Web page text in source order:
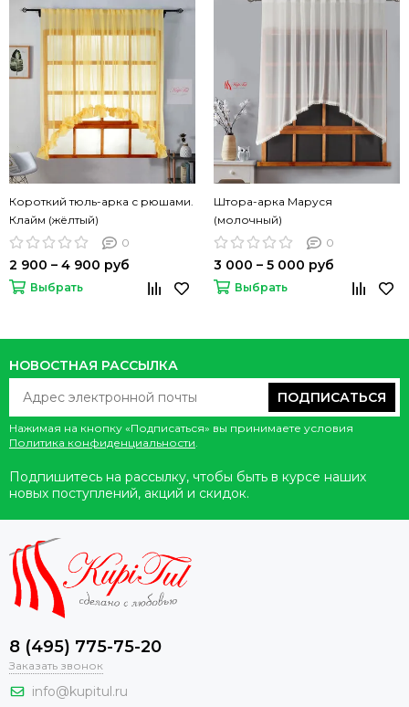
Короткий тюль-арка с рюшами.
Клайм (жёлтый)
0
2 900 – 4 900 руб
Выбрать
Штора-арка Маруся
(молочный)
0
3 000 – 5 000 руб
Выбрать
НОВОСТНАЯ РАССЫЛКА
ПОДПИСАТЬСЯ
Нажимая на кнопку «Подписаться» вы принимаете условия
Политика конфиденциальности.
Подпишитесь на рассылку, чтобы быть в курсе наших
новых поступлений, акций и скидок.
8 (495) 775-75-20
Заказать звонок
info@kupitul.ru